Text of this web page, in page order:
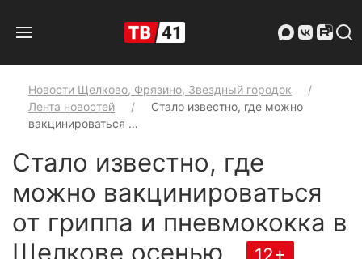
Новости Щелково, Фрязино, Звездный городок
Лента новостей
Стало известно, где можно
вакцинироваться …
Стало известно, где
можно вакцинироваться
от гриппа и пневмококка в
Щелкове осенью
12+